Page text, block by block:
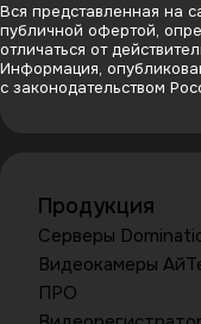
Вся представленная на
публичной офертой,
отличаться от
Информация,
с законодательством
Продукция
Серверы
Видеокамеры
ПРО